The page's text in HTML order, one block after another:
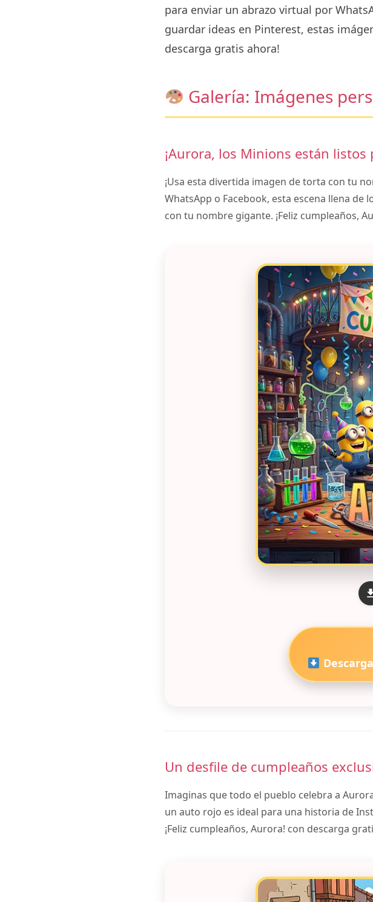
para enviar un abrazo virtual por
guardar ideas en Pinterest, estas
descarga gratis ahora!
Galería: Imágenes
¡Aurora, los Minions están listos
¡Usa esta divertida imagen de torta con tu
WhatsApp o Facebook, esta escena llena
con tu nombre gigante. ¡Feliz cumpleaños,
Un desfile de cumpleaños
Imaginas que todo el pueblo celebra a
un auto rojo es ideal para una historia de
¡Feliz cumpleaños, Aurora! con descarga